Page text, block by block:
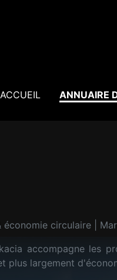
ACCUEIL ANNUAIRE
économie circulaire |
accompagne les
plus largement